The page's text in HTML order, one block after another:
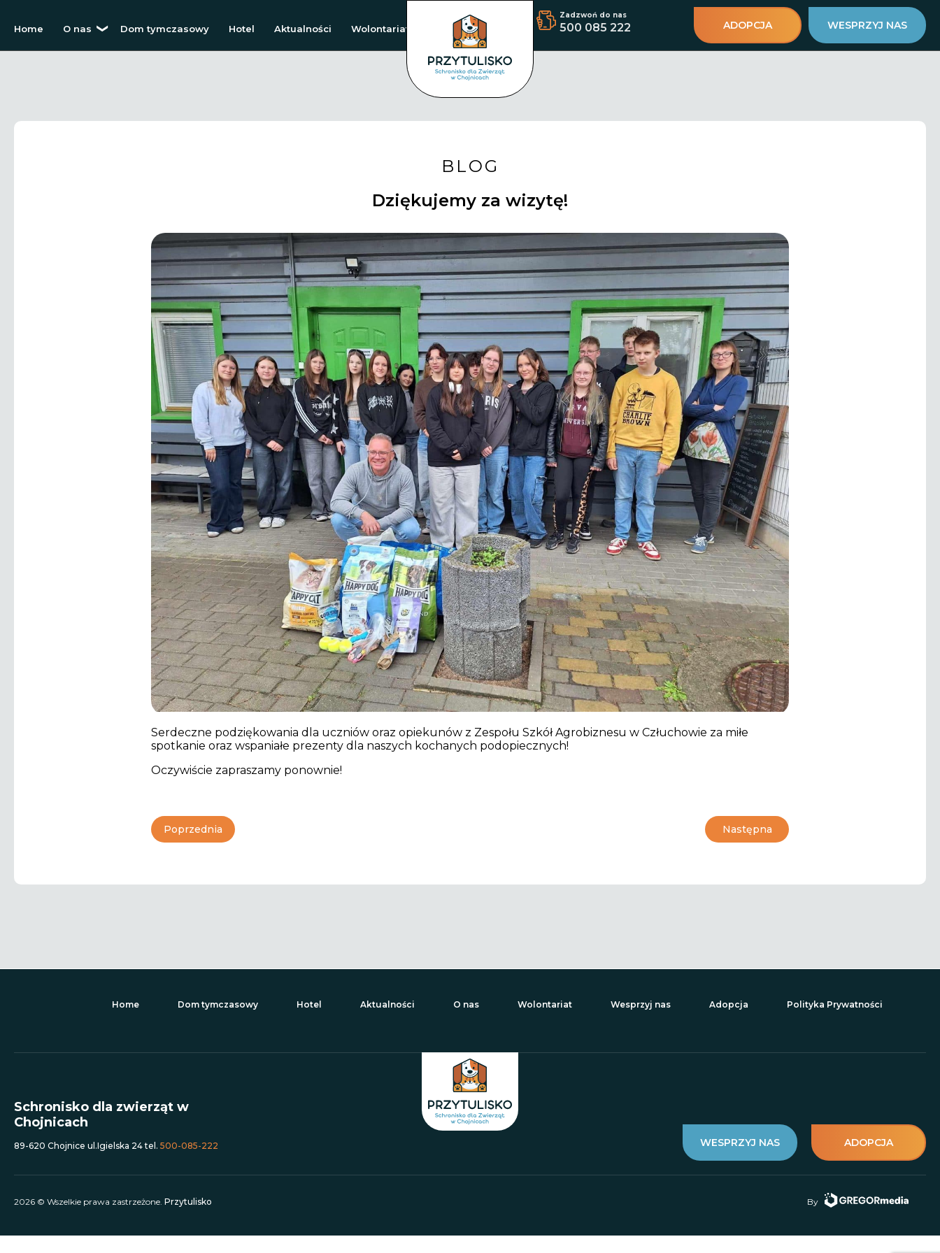
Home O nas Dom tymczasowy Hotel Aktualności Wolontariat
Zadzwoń do nas
500 085 222 ADOPCJA WESPRZYJ NAS
BLOG
Dziękujemy za wizytę!
Serdeczne podziękowania dla uczniów oraz opiekunów z Zespołu Szkół Agrobiznesu w Człuchowie za miłe
spotkanie oraz wspaniałe prezenty dla naszych kochanych podopiecznych!
Oczywiście zapraszamy ponownie!
Poprzednia Następna
Home Dom tymczasowy Hotel Aktualności O nas Wolontariat Wesprzyj nas Adopcja Polityka Prywatności
Schronisko dla zwierząt w
Chojnicach
89-620 Chojnice ul.Igielska 24 tel. 500-085-222 ADOPCJA
WESPRZYJ NAS
2026 © Wszelkie prawa zastrzeżone. Przytulisko By